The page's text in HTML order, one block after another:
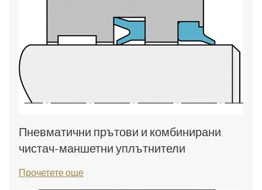
Пневматични прътови и комбинирани
чистач-маншетни уплътнители
Прочетете още